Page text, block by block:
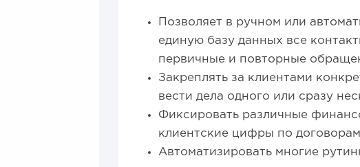
Позволяет в ручном или
единую базу данных все
первичные и повторные
Закреплять за клиентами
вести дела одного или сразу
Фиксировать различные
клиентские цифры по договорам
Автоматизировать многие